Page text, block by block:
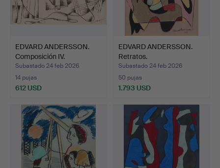
EDVARD ANDERSSON.
Composición IV.
Subastado 24 feb 2026
14 pujas
612 USD
EDVARD ANDERSSON.
Retratos.
Subastado 24 feb 2026
50 pujas
1.793 USD